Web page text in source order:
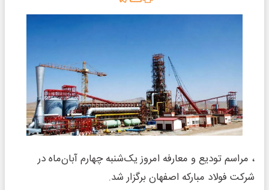
، مراسم تودیع و معارفه امروز یک‌شنبه چهارم آبان‌ماه در
شرکت فولاد مبارکه اصفهان برگزار شد.